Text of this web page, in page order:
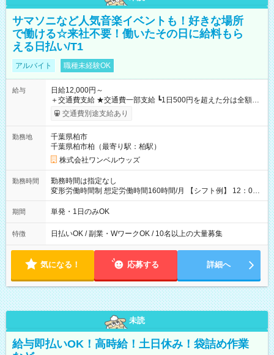
サマソニなど人気音楽イベントも！好きな場所
で働ける☆来社不要！働いたその日に給料もら
える日払い/T1
アルバイト 職種未経験OK
給与
日給12,000円～
＋交通費支給 ★交通費一部支給 ┗1日500円を超えた分は全額支
給！ ※往復500円以内の方は自己負担となります ★日払いOK！
（規定あり） ┗働いたその日に現金GET♪ お仕事後はコンビニ
なし
交通費別途支給あり
勤務地
千葉県柏市
千葉県柏市柏（最寄り駅：柏駅）
株式会社ワンベルウッズ
勤務時間
勤務時間は指定なし
変形労働時間制 想定労働時間160時間/月 【シフト例】 12：00
～22：00
期間 単発・1日のみOK
特徴 日払いOK / 副業・WワークOK / 10名以上の大量募集
気になる！ 応募する 詳細へ
未読
給与即払いOK！高時給！土日休み！袋詰め作業